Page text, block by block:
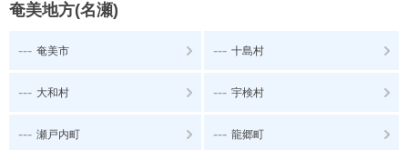
奄美地方(名瀬)
--- 奄美市 --- 十島村
--- 大和村 --- 宇検村
--- 瀬戸内町 --- 龍郷町